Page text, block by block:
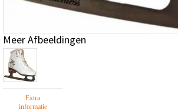
Meer Afbeeldingen
Extra
informatie